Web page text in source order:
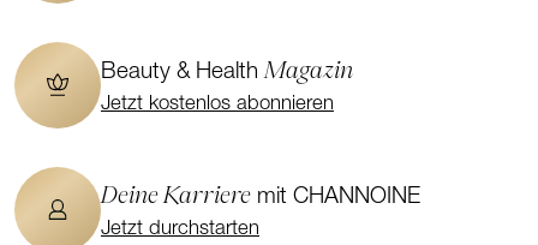
Beauty & HealthMagazin
Jetzt kostenlos abonnieren
Deine Karriere mit CHANNOINE
Jetzt durchstarten